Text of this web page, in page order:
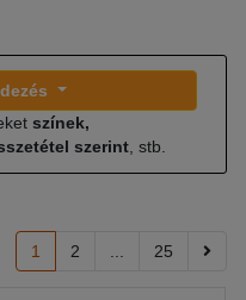
színek,
szerint , stb.
1 2 25